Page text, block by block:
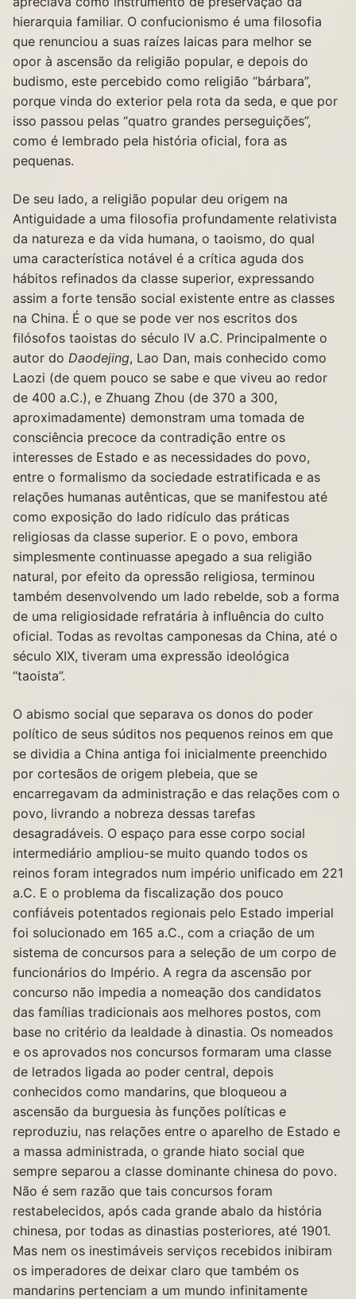
hierarquia familiar. O confucionismo é uma filosofia
que renunciou a suas raízes laicas para melhor se
opor à ascensão da religião popular, e depois do
budismo, este percebido como religião “bárbara”,
porque vinda do exterior pela rota da seda, e que por
isso passou pelas “quatro grandes perseguições”,
como é lembrado pela história oficial, fora as
pequenas.
De seu lado, a religião popular deu origem na
Antiguidade a uma filosofia profundamente relativista
da natureza e da vida humana, o taoismo, do qual
uma característica notável é a crítica aguda dos
hábitos refinados da classe superior, expressando
assim a forte tensão social existente entre as classes
na China. É o que se pode ver nos escritos dos
filósofos taoistas do século IV a.C. Principalmente o
autor do Daodejing, Lao Dan, mais conhecido como
Laozi (de quem pouco se sabe e que viveu ao redor
de 400 a.C.), e Zhuang Zhou (de 370 a 300,
aproximadamente) demonstram uma tomada de
consciência precoce da contradição entre os
interesses de Estado e as necessidades do povo,
entre o formalismo da sociedade estratificada e as
relações humanas autênticas, que se manifestou até
como exposição do lado ridículo das práticas
religiosas da classe superior. E o povo, embora
simplesmente continuasse apegado a sua religião
natural, por efeito da opressão religiosa, terminou
também desenvolvendo um lado rebelde, sob a forma
de uma religiosidade refratária à influência do culto
oficial. Todas as revoltas camponesas da China, até o
século XIX, tiveram uma expressão ideológica
“taoista”.
O abismo social que separava os donos do poder
político de seus súditos nos pequenos reinos em que
se dividia a China antiga foi inicialmente preenchido
por cortesãos de origem plebeia, que se
encarregavam da administração e das relações com o
povo, livrando a nobreza dessas tarefas
desagradáveis. O espaço para esse corpo social
intermediário ampliou-se muito quando todos os
reinos foram integrados num império unificado em 221
a.C. E o problema da fiscalização dos pouco
confiáveis potentados regionais pelo Estado imperial
foi solucionado em 165 a.C., com a criação de um
sistema de concursos para a seleção de um corpo de
funcionários do Império. A regra da ascensão por
concurso não impedia a nomeação dos candidatos
das famílias tradicionais aos melhores postos, com
base no critério da lealdade à dinastia. Os nomeados
e os aprovados nos concursos formaram uma classe
de letrados ligada ao poder central, depois
conhecidos como mandarins, que bloqueou a
ascensão da burguesia às funções políticas e
reproduziu, nas relações entre o aparelho de Estado e
a massa administrada, o grande hiato social que
sempre separou a classe dominante chinesa do povo.
Não é sem razão que tais concursos foram
restabelecidos, após cada grande abalo da história
chinesa, por todas as dinastias posteriores, até 1901.
Mas nem os inestimáveis serviços recebidos inibiram
os imperadores de deixar claro que também os
mandarins pertenciam a um mundo infinitamente